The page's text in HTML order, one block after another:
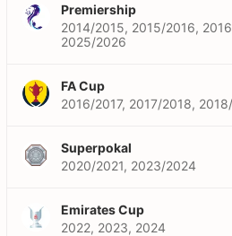
Premiership
2014/2015, 2015/2016,
2025/2026
FA Cup
2016/2017, 2017/2018,
Superpokal
2020/2021, 2023/2024
Emirates Cup
2022, 2023, 2024